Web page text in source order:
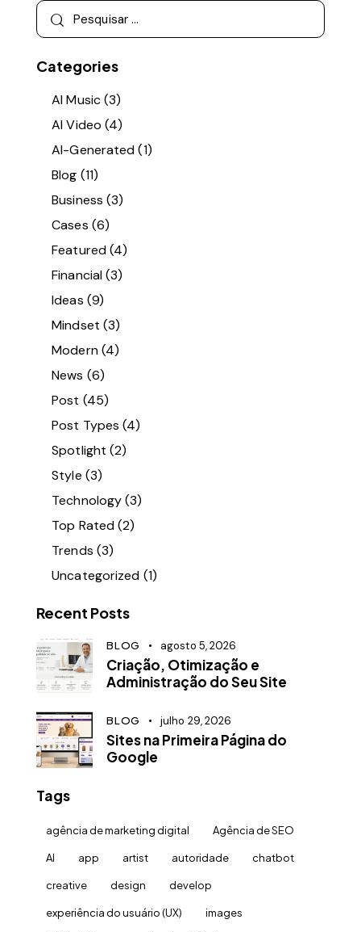
Categories
AI Music(3)
AI Video (4)
AI-Generated(1)
Blog (11)
Business (3)
Cases (6)
Featured(4)
Financial(3)
Ideas (9)
Mindset (3)
Modern(4)
News (6)
Post (45)
Post Types (4)
Spotlight (2)
Style (3)
Technology(3)
Top Rated(2)
Trends (3)
Uncategorized (1)
Recent Posts
BLOG agosto 5, 2026
Criação, Otimização e
Administração do Seu Site
BLOG julho 29, 2026
Sites na Primeira Página do
Google
Tags
agência de marketing digital Agência de SEO
AI app artist autoridade chatbot
creative design develop
experiência do usuário (UX) images